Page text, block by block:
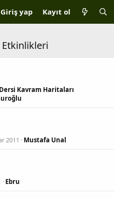
Giriş yap Kayıt ol
Etkinlikleri
Kavram Haritaları
2011 Mustafa Unal
Ebru